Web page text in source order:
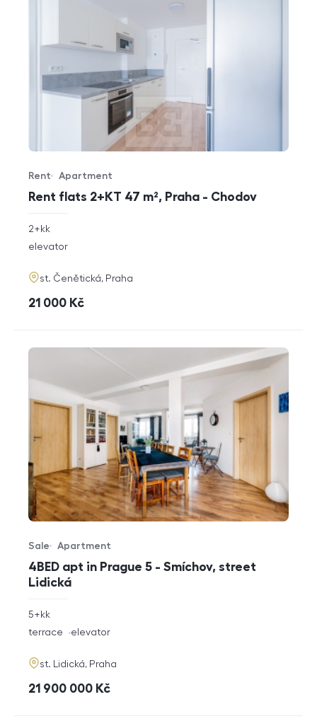
Rent flats 2+KT 47 m², Praha - Chodov
Offer type
Rent
Property type
Apartment
rozměry
2+kk
funkce
elevator
adresa
st. Čenětická, Praha
cena
21 000 Kč
4BED apt in Prague 5 - Smíchov, street
Lidická
Offer type
Sale
Property type
Apartment
rozměry
disposition
5+kk
funkce
terrace elevator
adresa
st. Lidická, Praha
cena
21 900 000 Kč